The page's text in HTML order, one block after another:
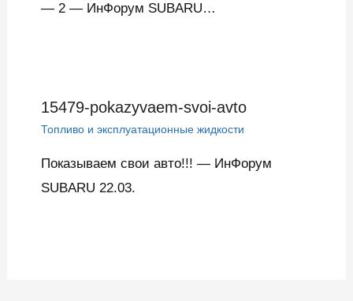
— 2 — ИнФорум SUBARU…
15479-pokazyvaem-svoi-avto
Топливо и эксплуатационные жидкости
Показываем свои авто!!! — ИнФорум
SUBARU 22.03.